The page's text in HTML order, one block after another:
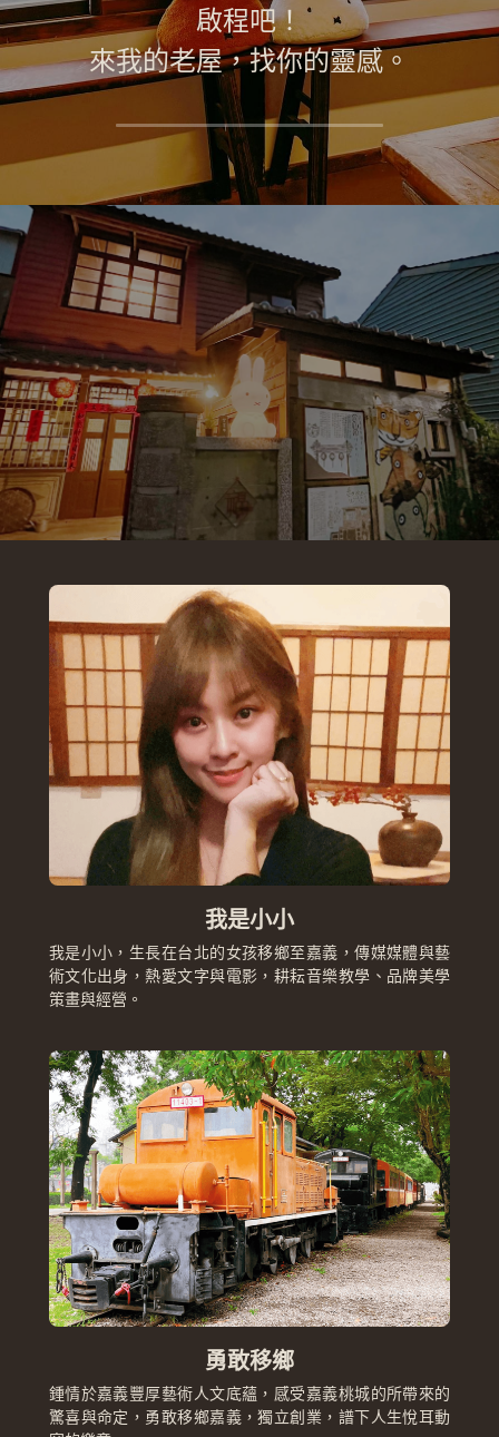
啟程吧！
來我的老屋，找你的靈感。
我是小小
我是小小，生長在台北的女孩移鄉至嘉義，傳媒媒體與藝
術文化出身，熱愛文字與電影，耕耘音樂教學、品牌美學
策畫與經營。
勇敢移鄉
鍾情於嘉義豐厚藝術人文底蘊，感受嘉義桃城的所帶來的
驚喜與命定，勇敢移鄉嘉義，獨立創業，譜下人生悅耳動